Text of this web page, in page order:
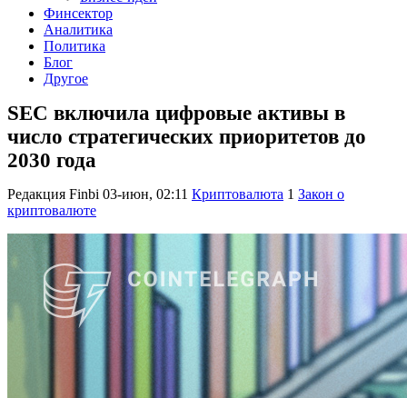
Финсектор
Аналитика
Политика
Блог
Другое
SEC включила цифровые активы в
число стратегических приоритетов до
2030 года
Редакция Finbi 03-июн, 02:11 Криптовалюта 1 Закон о
криптовалюте